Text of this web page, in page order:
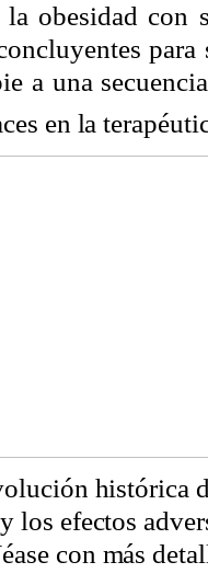
obesidad con
a una
en la
histórica
los efectos
con más